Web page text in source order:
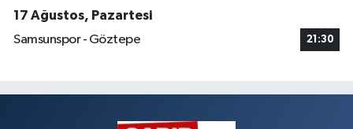
17 Ağustos, Pazartesi
Samsunspor - Göztepe
21:30